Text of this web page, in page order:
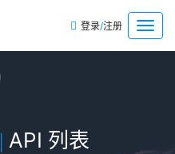
菜
单
登录/注册
| API 列表